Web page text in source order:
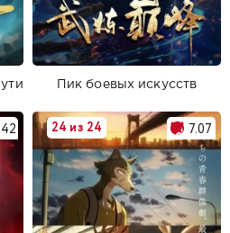
Пик боевых искусств
24 из 24 7.07